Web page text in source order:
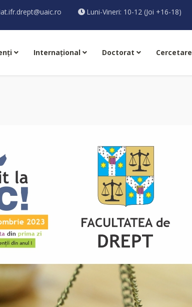
Luni-Vineri: 10-12 (Joi +16-18)
Internaţional Doctorat Cercetare